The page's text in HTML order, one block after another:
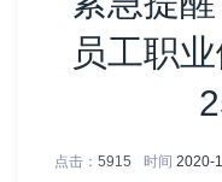
员工职
点击： 5915 时间 2020-